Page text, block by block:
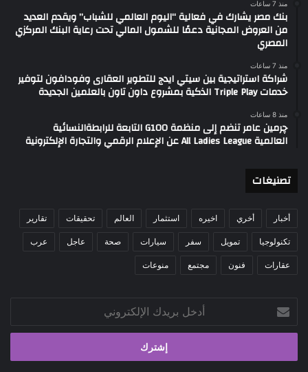
منذ 7 ساعات
بنك مصر يشارك في فعالية “اليوم العالمي للشباب” ويقدم العديد
من العروض المجانية دعمًا للشمول المالي تحت رعاية البنك المركزي
المصري
منذ 7 ساعات
شراكة استراتيجية بين سيتي ايدج للتطوير العقارى وفودافون لتوفير
خدمات Triple Play الذكية بمشروع داون تاون بالعلمين الجديدة
منذ 8 ساعات
چرمين عامر تنضم إلى منظمة G100 التابعة للرابطةالنسائية
العالمية All Ladies League عن الإعلام الرقمي والتجارة الإلكترونية
تصنيغات
أخبار أخري اخيره استثمار العالم تحقيقات تقارير
تكنولوجيا تمويل سفر سيارات صحة عاجل عرب
عقارات فنون مجتمع منوعات
بريدك
الإلكتروني